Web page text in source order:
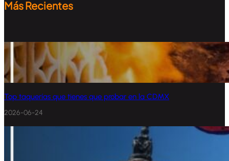
Más Recientes
Top taquerías que tienes que probar en la CDMX
2026-06-24